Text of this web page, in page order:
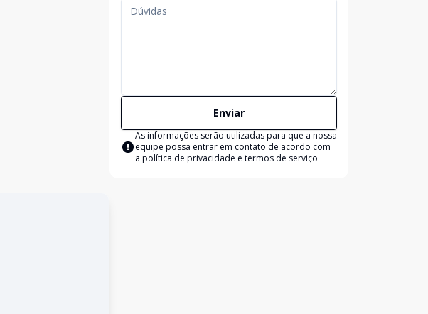
Enviar
As informações serão utilizadas para que a nossa
equipe possa entrar em contato de acordo com
a política de privacidade e termos de serviço